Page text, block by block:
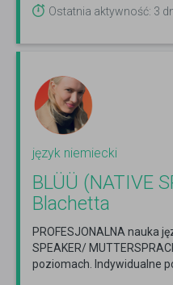
Ostatnia aktywność: 3
język niemiecki
BLÜÜ (NATIVE
Blachetta
PROFESJONALNA nauka
SPEAKER/
poziomach. Indywidualne